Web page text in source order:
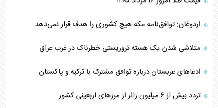
اردوغان: توافق‌نامه مکه هیچ کشوری را هدف قرار نمی‌دهد
متلاشی شدن یک هسته تروریستی خطرناک در غرب عراق
ادعاهای عربستان درباره توافق مشترک با ترکیه و پاکستان
تردد بیش از ۶ میلیون زائر از مرزهای اربعینی کشور